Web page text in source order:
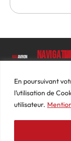
En poursuivant
l’utilisation de
utilisateur.
Luc
Barbier
69640
Le